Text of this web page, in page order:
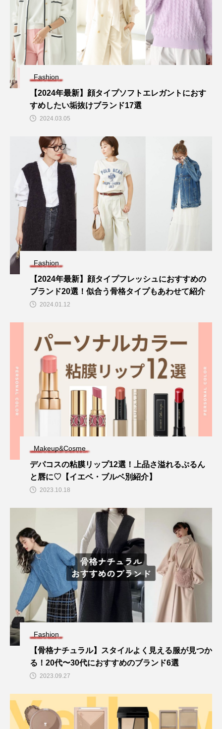
Fashion
【2024年最新】顔タイプソフトエレガントにおす
すめしたい垢抜けブランド17選
2024.03.05
Fashion
【2024年最新】顔タイプフレッシュにおすすめの
ブランド20選！似合う骨格タイプもあわせて紹介
2024.01.12
Makeup&Cosme
デパコスの粘膜リップ12選！上品さ溢れるぷるん
と唇に♡【イエベ・ブルベ別紹介】
2023.10.18
Fashion
【骨格ナチュラル】スタイルよく見える服が見つか
る！20代〜30代におすすめのブランド6選
2023.09.27